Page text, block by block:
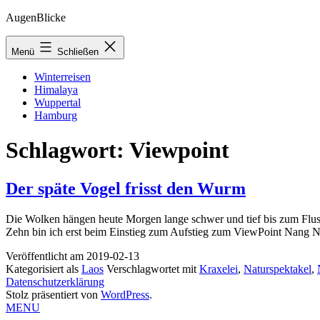
Zum
springen
AugenBlicke
Menü Schließen
Winterreisen
Himalaya
Wuppertal
Hamburg
Schlagwort: Viewpoint
Der späte Vogel frisst den Wurm
Die Wolken hängen heute Morgen lange schwer und tief bis zum
Zehn bin ich erst beim Einstieg zum Aufstieg zum ViewPoint Nang
Veröffentlicht am 2019-02-13
Kategorisiert als Laos Verschlagwortet mit Kraxelei, Naturspektakel,
Datenschutzerklärung
Stolz präsentiert von WordPress.
MENU